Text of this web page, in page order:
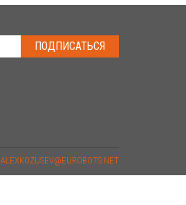
ПОДПИСАТЬСЯ
ALEXKOZUSEV@EUROBOTS.NET